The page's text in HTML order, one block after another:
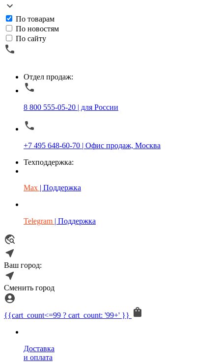
По товарам
По новостям
По сайту
Отдел продаж:
8 800 555-05-20 | для России
+7 495 648-60-70 | Офис продаж, Москва
Техподдержка:
Max | Поддержка
Telegram | Поддержка
Ваш город:
Сменить город
{{cart_count<=99 ? cart_count: '99+' }}
Доставка
и оплата